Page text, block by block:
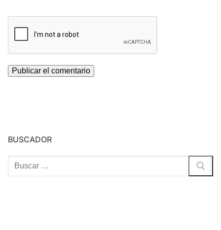
BUSCADOR
Buscar: